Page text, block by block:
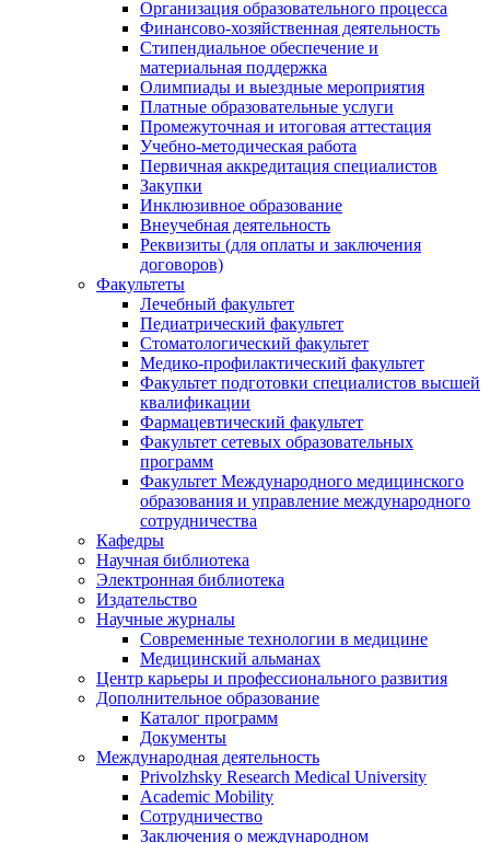
Организация образовательного процесса
Финансово-хозяйственная деятельность
Стипендиальное обеспечение и
материальная поддержка
Олимпиады и выездные мероприятия
Платные образовательные услуги
Промежуточная и итоговая аттестация
Учебно-методическая работа
Первичная аккредитация специалистов
Закупки
Инклюзивное образование
Внеучебная деятельность
Реквизиты (для оплаты и заключения
договоров)
Факультеты
Лечебный факультет
Педиатрический факультет
Стоматологический факультет
Медико-профилактический факультет
Факультет подготовки специалистов высшей
квалификации
Фармацевтический факультет
Факультет сетевых образовательных
программ
Факультет Международного медицинского
образования и управление международного
сотрудничества
Кафедры
Научная библиотека
Электронная библиотека
Издательство
Научные журналы
Современные технологии в медицине
Медицинский альманах
Центр карьеры и профессионального развития
Дополнительное образование
Каталог программ
Документы
Международная деятельность
Privolzhsky Research Medical University
Academic Mobility
Сотрудничество
Заключения о международном